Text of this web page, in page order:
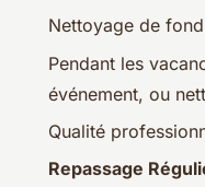
Nettoyage de
Pendant les
événement, ou
Qualité
Repassage